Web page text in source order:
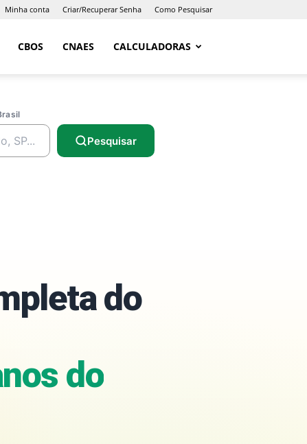
Minha conta Criar/Recuperar Senha Como Pesquisar
CBOS CNAES CALCULADORAS
Pesquisar
do
do